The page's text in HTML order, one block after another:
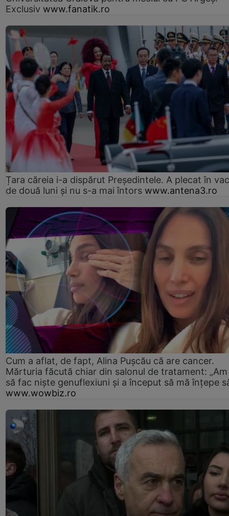
Exclusiv www.fanatik.ro
Țara căreia i-a dispărut Președintele. A plecat în
de două luni și nu s-a mai întors www.antena3.ro
Cum a aflat, de fapt, Alina Pușcău că are cancer.
Mărturia făcută chiar din salonul de tratament:
să fac niște genuflexiuni și a început să mă înțepe
www.wowbiz.ro